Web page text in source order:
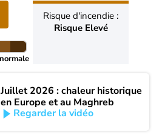
Risque d'incendie :
Risque Elevé
Juillet 2026 : chaleur historique
en Europe et au Maghreb
Regarder la vidéo